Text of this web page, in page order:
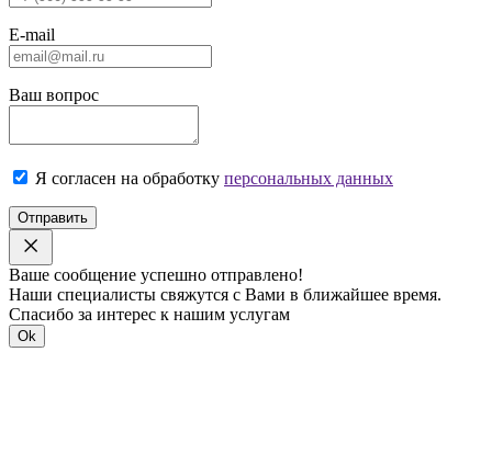
E-mail
Ваш вопрос
Я согласен на обработку персональных данных
Отправить
Ваше сообщение успешно отправлено!
Наши специалисты свяжутся с Вами в ближайшее время.
Спасибо за интерес к нашим услугам
Ok